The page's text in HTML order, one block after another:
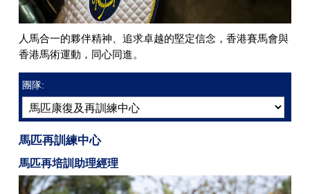
人馬合一的夥伴精神、追求卓越的堅定信念，香港賽馬會與
香港馬術運動，同心同進。
團隊:
馬匹再訓練中心
馬匹再培訓助理經理